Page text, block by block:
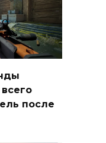
после